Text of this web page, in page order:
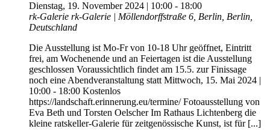
Dienstag, 19. November 2024 | 10:00 - 18:00
rk-Galerie rk-Galerie | Möllendorffstraße 6, Berlin, Berlin,
Deutschland
Die Ausstellung ist Mo-Fr von 10-18 Uhr geöffnet, Eintritt
frei, am Wochenende und an Feiertagen ist die Ausstellung
geschlossen Voraussichtlich findet am 15.5. zur Finissage
noch eine Abendveranstaltung statt Mittwoch, 15. Mai 2024 |
10:00 - 18:00 Kostenlos
https://landschaft.erinnerung.eu/termine/ Fotoausstellung von
Eva Beth und Torsten Oelscher Im Rathaus Lichtenberg die
kleine ratskeller-Galerie für zeitgenössische Kunst, ist für [...]